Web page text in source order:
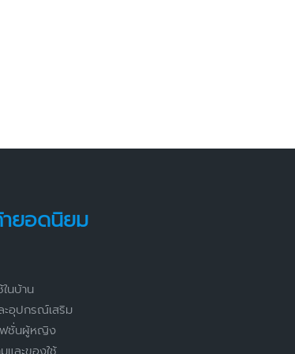
ยอดนิยม
ในบ้าน
ะอุปกรณ์เสริม
ฟชั่นผู้หญิง